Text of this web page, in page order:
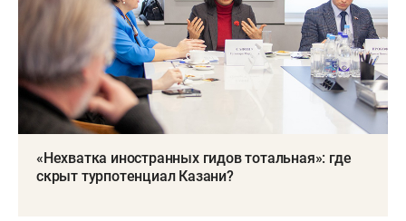
«Нехватка иностранных гидов тотальная»: где
скрыт турпотенциал Казани?